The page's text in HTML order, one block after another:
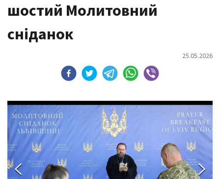
шостий Молитовний
сніданок
25.05.2026